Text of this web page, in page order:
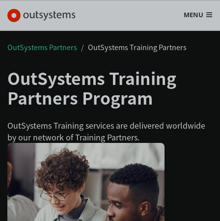
MENU
プラットフォーム
ソリューション
開発者
OutSystemsについて
Search in OutSystems
OutSystems Partners OutSystems Training Partners
OutSystems Training
Partners Program
OutSystems Training services are delivered worldwide
by our network of Training Partners.